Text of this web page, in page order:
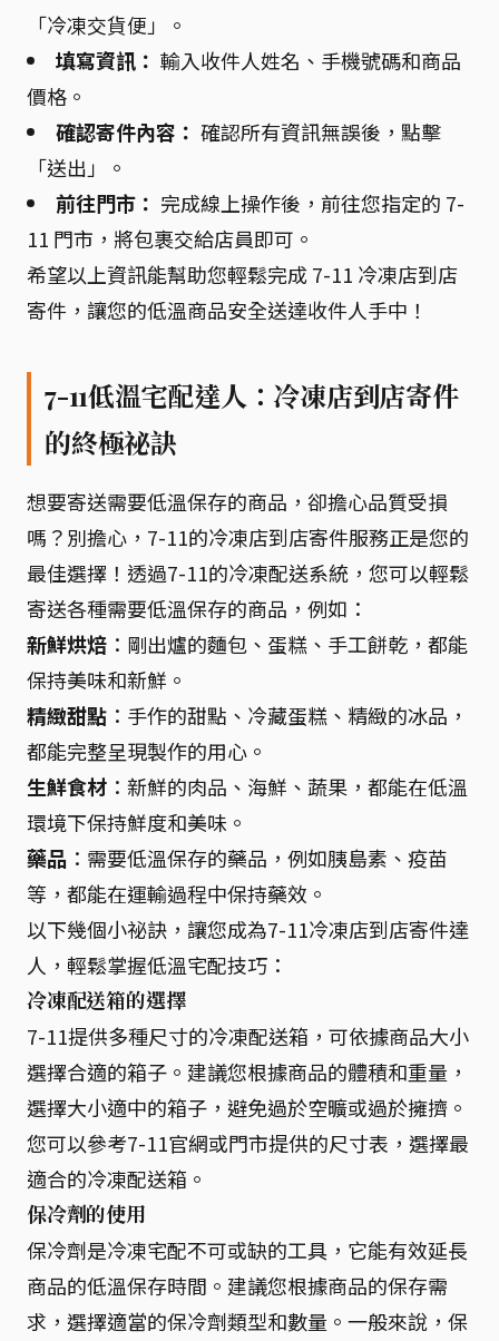
「冷凍交貨便」。
填寫資訊： 輸入收件人姓名、手機號碼和商品
價格。
確認寄件內容： 確認所有資訊無誤後，點擊
「送出」。
前往門市： 完成線上操作後，前往您指定的 7-
11 門市，將包裹交給店員即可。
希望以上資訊能幫助您輕鬆完成 7-11 冷凍店到店
寄件，讓您的低溫商品安全送達收件人手中！
7-11低溫宅配達人：冷凍店到店寄件
的終極祕訣
想要寄送需要低溫保存的商品，卻擔心品質受損
嗎？別擔心，7-11的冷凍店到店寄件服務正是您的
最佳選擇！透過7-11的冷凍配送系統，您可以輕鬆
寄送各種需要低溫保存的商品，例如：
新鮮烘焙 ：剛出爐的麵包、蛋糕、手工餅乾，都能
保持美味和新鮮。
精緻甜點 ：手作的甜點、冷藏蛋糕、精緻的冰品，
都能完整呈現製作的用心。
生鮮食材 ：新鮮的肉品、海鮮、蔬果，都能在低溫
環境下保持鮮度和美味。
藥品 ：需要低溫保存的藥品，例如胰島素、疫苗
等，都能在運輸過程中保持藥效。
以下幾個小祕訣，讓您成為7-11冷凍店到店寄件達
人，輕鬆掌握低溫宅配技巧：
冷凍配送箱的選擇
7-11提供多種尺寸的冷凍配送箱，可依據商品大小
選擇合適的箱子。建議您根據商品的體積和重量，
選擇大小適中的箱子，避免過於空曠或過於擁擠。
您可以參考7-11官網或門市提供的尺寸表，選擇最
適合的冷凍配送箱。
保冷劑的使用
保冷劑是冷凍宅配不可或缺的工具，它能有效延長
商品的低溫保存時間。建議您根據商品的保存需
求，選擇適當的保冷劑類型和數量。一般來說，保